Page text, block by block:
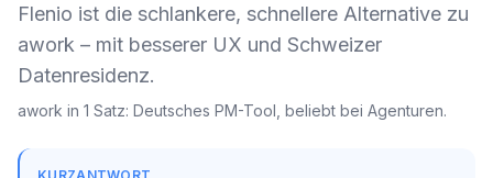
Flenio ist die schlankere, schnellere Alternative zu
awork – mit besserer UX und Schweizer
Datenresidenz.
awork in 1 Satz: Deutsches PM-Tool, beliebt bei Agenturen.